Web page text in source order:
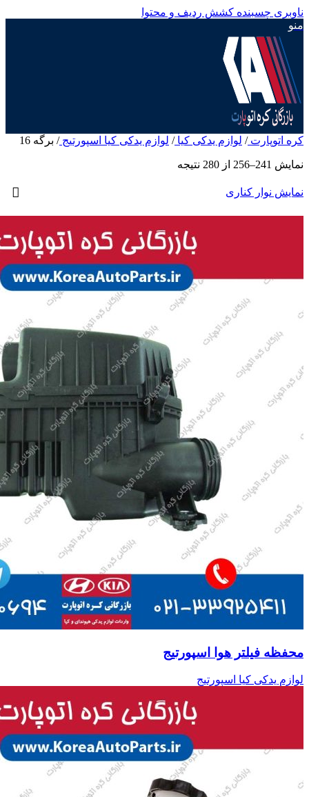
ناوبری چسبنده کشش ردیف و محتوا
منو
کره اتوپارت/ لوازم یدکی کیا/ لوازم یدکی کیا اسپورتیج/ برگه 16
نمایش 241–256 از 280 نتیجه
نمایش نوار کناری
محفظه فیلتر هوا اسپورتیج
لوازم یدکی کیا اسپورتیج